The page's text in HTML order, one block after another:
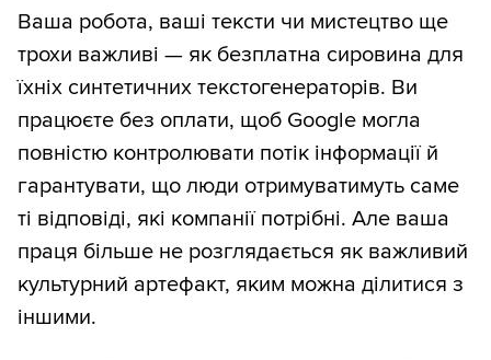
Ваша робота, ваші тексти чи мистецтво ще
трохи важливі — як безплатна сировина для
їхніх синтетичних текстогенераторів. Ви
працюєте без оплати, щоб Google могла
повністю контролювати потік інформації й
гарантувати, що люди отримуватимуть саме
ті відповіді, які компанії потрібні. Але ваша
праця більше не розглядається як важливий
культурний артефакт, яким можна ділитися з
іншими.